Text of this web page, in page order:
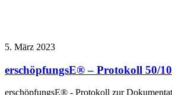
5. März 2023
erschöpfungsE® – Protokoll 50/
erschöpfungsE® - Protokoll zur